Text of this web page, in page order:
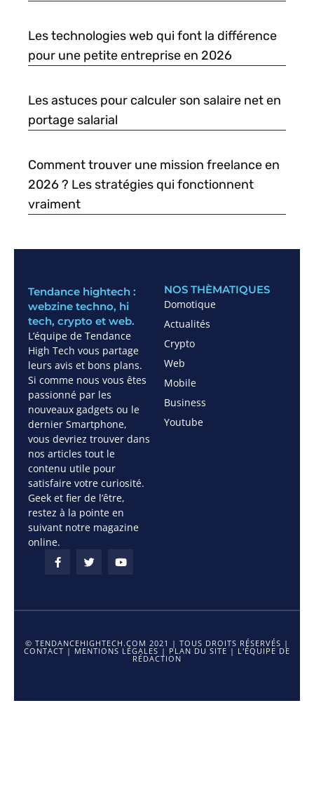
Les technologies web qui font la différence
pour une petite entreprise en 2026
Les astuces pour calculer son salaire net en
portage salarial
Comment trouver une mission freelance en
2026 ? Les stratégies qui fonctionnent
vraiment
Tendance hightech :
webzine techno, hi
tech, crypto et web.
L’équipe de Tendance
High Tech vous partage
leurs avis et bons plans.
Si comme nous vous êtes
passionné par les
nouveaux gadgets ou le
dernier Smartphone,
vous devriez trouver dans
nos articles tout le
contenu utile pour
satisfaire votre curiosité.
Geek et fier de l’être,
restez à la pointe en
suivant notre magazine
online.
NOS THÈMATIQUES
Domotique
Actualités
Crypto
Web
Mobile
Business
Youtube
© TENDANCEHIGHTECH.COM 2021 | TOUS DROITS RÉSERVÉS |
CONTACT | MENTIONS LÉGALES | PLAN DU SITE | L'ÉQUIPE DE
RÉDACTION